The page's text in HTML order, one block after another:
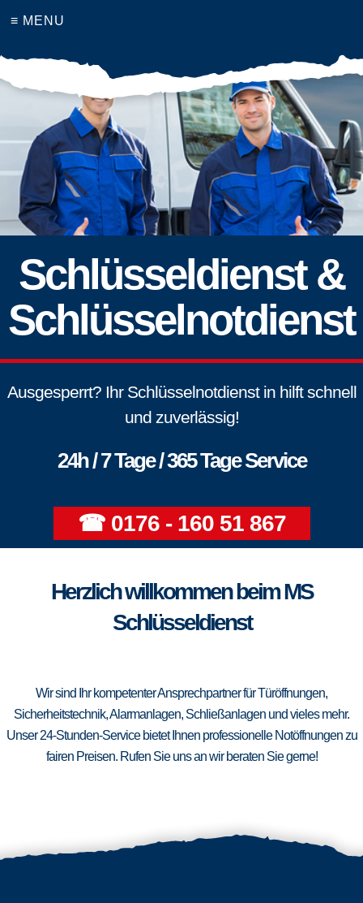
≡ MENU
Schlüsseldienst &
Schlüsselnotdienst
Ausgesperrt? Ihr Schlüsselnotdienst in hilft schnell
und zuverlässig!
24h / 7 Tage / 365 Tage Service
☎ 0176 - 160 51 867
Herzlich willkommen beim MS
Schlüsseldienst
Wir sind Ihr kompetenter Ansprechpartner für Türöffnungen,
Sicherheitstechnik, Alarmanlagen, Schließanlagen und vieles mehr.
Unser 24-Stunden-Service bietet Ihnen professionelle Notöffnungen zu
fairen Preisen. Rufen Sie uns an wir beraten Sie gerne!